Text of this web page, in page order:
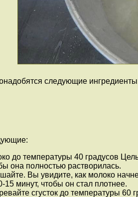
следующие
до температуры 40 градусов
она полностью растворилась.
Вы увидите, как молоко
15 минут, чтобы он стал плотнее.
сгусток до температуры